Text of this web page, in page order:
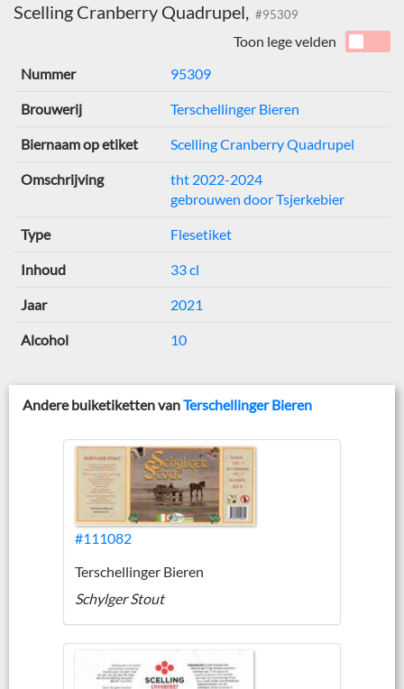
Scelling Cranberry Quadrupel, #95309
Toon lege velden
Nummer
95309
Brouwerij Terschellinger Bieren
Biernaam op etiket Scelling Cranberry Quadrupel
Omschrijving
tht 2022-2024
gebrouwen door Tsjerkebier
Type Flesetiket
Inhoud 33 cl
Jaar 2021
Alcohol 10
Andere buiketiketten vanTerschellinger Bieren
#111082
Terschellinger Bieren
Schylger Stout